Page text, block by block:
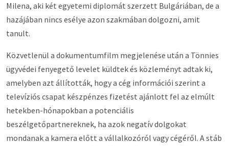
Milena, aki két egyetemi diplomát szerzett Bulgáriában, de a
hazájában nincs esélye azon szakmában dolgozni, amit
tanult.
Közvetlenül a dokumentumfilm megjelenése után a Tönnies
ügyvédei fenyegető levelet küldtek és közleményt adtak ki,
amelyben azt állították, hogy a cég információi szerint a
televíziós csapat készpénzes fizetést ajánlott fel az elmúlt
hetekben-hónapokban a potenciális
beszélgetőpartnereknek, ha azok negatív dolgokat
mondanak a kamera előtt a vállalkozóról vagy cégéről. A stáb